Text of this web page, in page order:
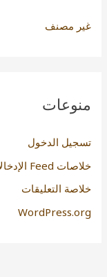
غير مصنف
منوعات
تسجيل الدخول
خلاصات Feed الإدخالات
خلاصة التعليقات
WordPress.org